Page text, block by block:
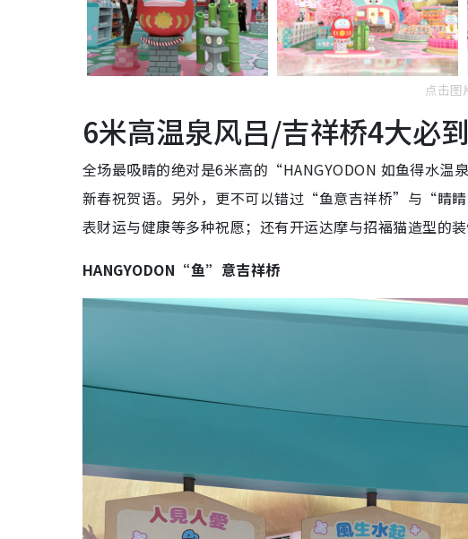
点击图
6米高温泉风吕/吉祥桥4大必
全场最吸睛的绝对是6米高的“HANGYODON 如鱼得水
新春祝贺语。另外，更不可以错过“鱼意吉祥桥”与“睛
表财运与健康等多种祝愿；还有开运达摩与招福猫造型的
HANGYODON“鱼”意吉祥桥